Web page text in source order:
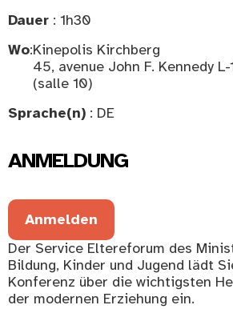
Dauer : 1h30
Wo:Kinepolis Kirchberg
45, avenue John F. Kennedy
(salle 10)
Sprache(n) : DE
ANMELDUNG
Anmelden
Der Service Eltereforum des
Bildung, Kinder und Jugend lädt
Konferenz über die wichtigsten
der modernen Erziehung ein.